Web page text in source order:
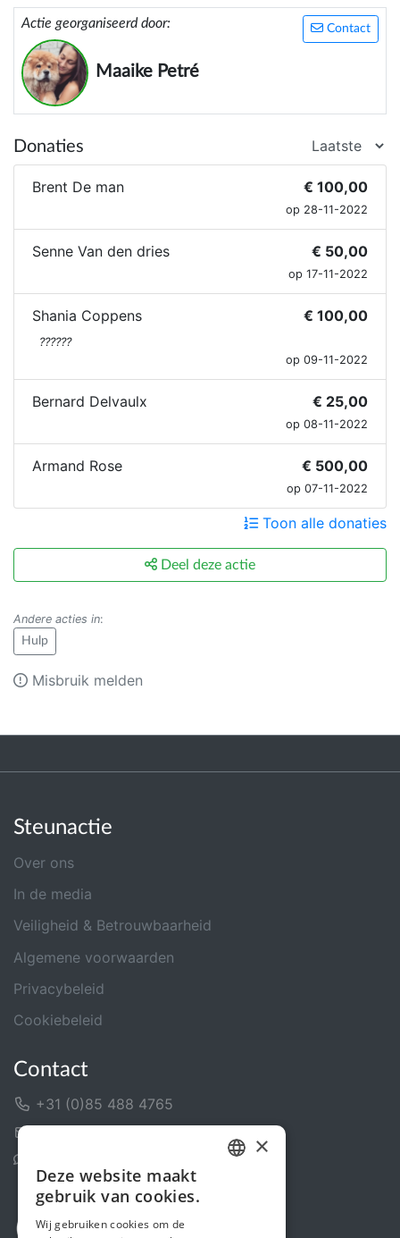
Contact
Actie georganiseerd door:
Maaike Petré
Donaties
Brent De man € 100,00
op 28-11-2022
Senne Van den dries € 50,00
op 17-11-2022
Shania Coppens € 100,00
??????
op 09-11-2022
Bernard Delvaulx € 25,00
op 08-11-2022
Armand Rose € 500,00
op 07-11-2022
Toon alle donaties
Deel deze actie
Andere acties in:
Hulp
Misbruik melden
Steunactie
Over ons
In de media
Veiligheid & Betrouwbaarheid
Algemene voorwaarden
Privacybeleid
Cookiebeleid
Contact
+31 (0)85 488 4765
×
Deze website maakt
gebruik van cookies.
Wij gebruiken cookies om de